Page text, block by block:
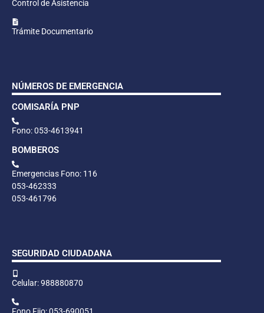
Control de Asistencia
Trámite Documentario
NÚMEROS DE EMERGENCIA
COMISARÍA PNP
Fono: 053-4613941
BOMBEROS
Emergencias Fono: 116
053-462333
053-461796
SEGURIDAD CIUDADANA
Celular: 988880870
Fono Fijo: 053-690051